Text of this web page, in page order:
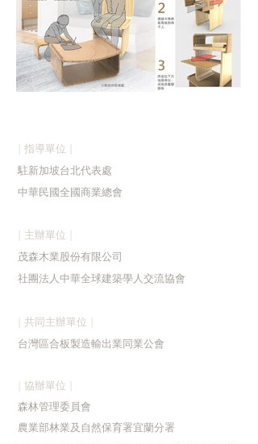
| 指導單位 |
駐新加坡台北代表處
中華民國全國商業總會
| 主辦單位 |
茂森木業股份有限公司
社團法人中華全球建築學人交流協會
| 共同主辦單位 |
台灣區合板製造輸出業同業公會
| 協辦單位 |
森林管理委員會
農業部林業及自然保育署宜蘭分署